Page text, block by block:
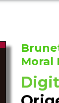
Moral